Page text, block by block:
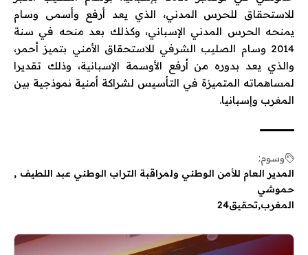
للاستحقاق للحرس المدني، الذي يعد أرفع وأسمى وسام
يمنحه الحرس المدني الإسباني، وكذلك بعد منحه في سنة
2014 وسام الصليب الشرفي للاستحقاق الأمني بتميز أحمر،
والذي يعد بدوره من أرفع الأوسمة الإسبانية، وذلك تقديرا
لمساهماته المتميزة في التأسيس لشراكة أمنية نموذجية بين
المغرب وإسبانيا.
وسوم:
المدير العام للأمن الوطني ولمراقبة التراب الوطني عبد اللطيف
حموشي
المغرب تحقيق24